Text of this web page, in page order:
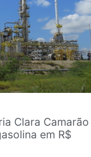
Clara Camarão
em R$